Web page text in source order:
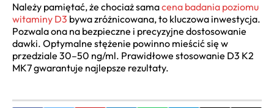
Należy pamiętać, że chociaż samacena badania poziomu
witaminy D3 bywa zróżnicowana, to kluczowa inwestycja.
Pozwala ona na bezpieczne i precyzyjne dostosowanie
dawki. Optymalne stężenie powinno mieścić się w
przedziale 30–50 ng/ml. Prawidłowe stosowanie D3 K2
MK7 gwarantuje najlepsze rezultaty.